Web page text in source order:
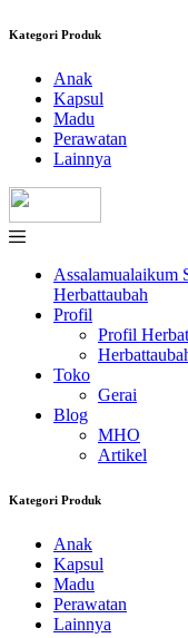
Kategori Produk
Anak
Kapsul
Madu
Perawatan
Lainnya
Assalamualaikum
Herbattaubah
Profil
Profil
Toko
Gerai
Blog
MHO
Artikel
Kategori Produk
Anak
Kapsul
Madu
Perawatan
Lainnya